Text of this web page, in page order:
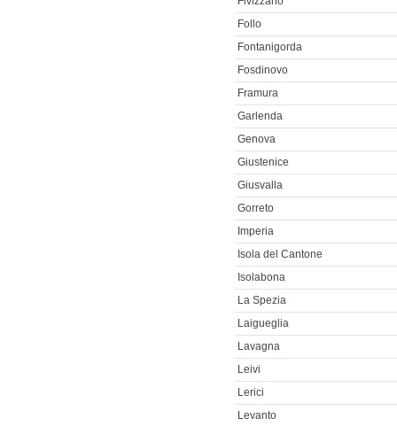
Follo
Fontanigorda
Fosdinovo
Framura
Garlenda
Genova
Giustenice
Giusvalla
Gorreto
Imperia
Isola del Cantone
Isolabona
La Spezia
Laigueglia
Lavagna
Leivi
Lerici
Levanto